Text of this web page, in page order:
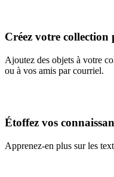
Créez votre collection
Ajoutez des objets à votre
ou à vos amis par courriel.
Étoffez vos
Apprenez-en plus sur les